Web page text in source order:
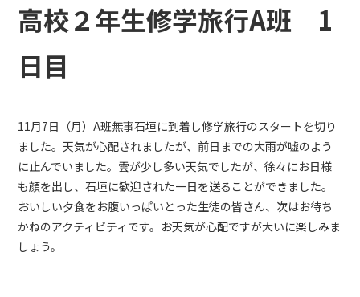
高校２年生修学旅行A班 1
日目
11月7日（月）A班無事石垣に到着し修学旅行のスタートを切り
ました。天気が心配されましたが、前日までの大雨が嘘のよう
に止んでいました。雲が少し多い天気でしたが、徐々にお日様
も顔を出し、石垣に歓迎された一日を送ることができました。
おいしい夕食をお腹いっぱいとった生徒の皆さん、次はお待ち
かねのアクティビティです。お天気が心配ですが大いに楽しみま
しょう。